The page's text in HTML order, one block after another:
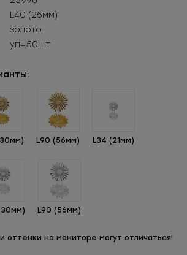
L40 (25мм)
золото
уп=50шт
L90 (56мм) L34 (21мм)
L90 (56мм)
оттенки на мониторе могут отличаться!